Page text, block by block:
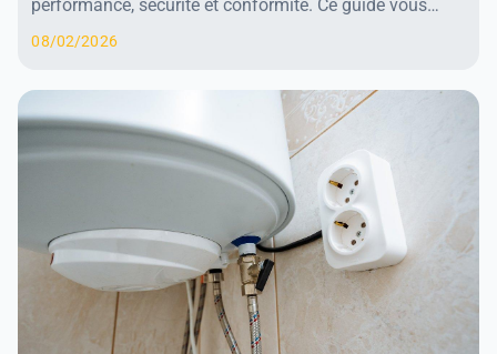
performance, sécurité et conformité. Ce guide vous
accompagne pas à pas à travers l’applic...
08/02/2026